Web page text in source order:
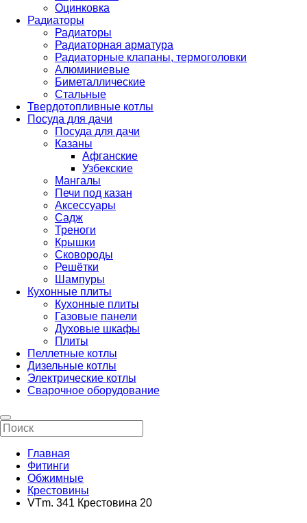
Оцинковка
Радиаторы
Радиаторы
Радиаторная арматура
Радиаторные клапаны, термоголовки
Алюминиевые
Биметаллические
Стальные
Твердотопливные котлы
Посуда для дачи
Посуда для дачи
Казаны
Афганские
Узбекские
Мангалы
Печи под казан
Аксессуары
Садж
Треноги
Крышки
Сковороды
Решётки
Шампуры
Кухонные плиты
Кухонные плиты
Газовые панели
Духовые шкафы
Плиты
Пеллетные котлы
Дизельные котлы
Электрические котлы
Сварочное оборудование
Главная
Фитинги
Обжимные
Крестовины
VTm. 341 Крестовина 20